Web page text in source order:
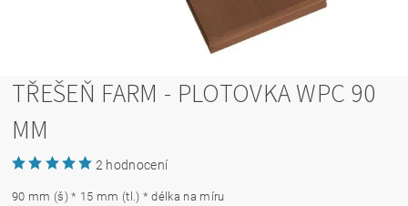
TŘEŠEŇ FARM - PLOTOVKA WPC 90
MM
2 hodnocení
90 mm (š) * 15 mm (tl.) * délka na míru